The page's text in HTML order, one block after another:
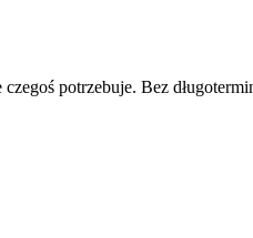
potrzebuje. Bez